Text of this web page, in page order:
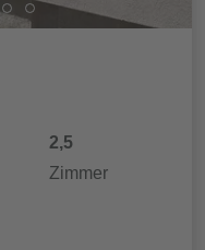
Zimmer
2,5